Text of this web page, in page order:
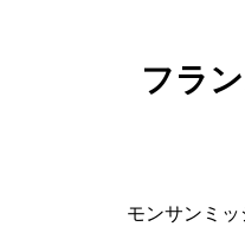
フラ
モンサンミ